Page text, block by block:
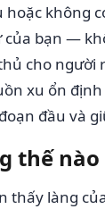
không
của bạn —
cho người
xu ổn
đầu và
thế nào
thấy làng